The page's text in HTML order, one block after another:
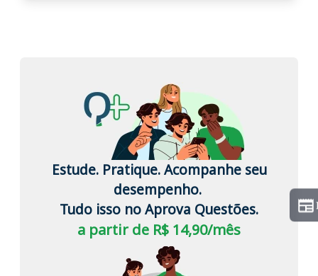
Estude. Pratique. Acompanhe seu
desempenho.
Tudo isso no Aprova Questões.
a partir de R$ 14,90/mês